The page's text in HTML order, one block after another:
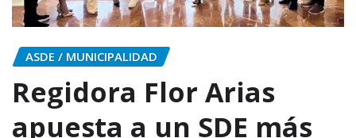
ASDE / MUNICIPALIDAD
Regidora Flor Arias
apuesta a un SDE más